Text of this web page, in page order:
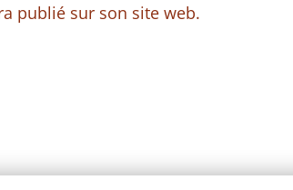
publié sur son site web.